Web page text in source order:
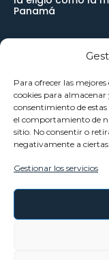
Para ofrecer las
cookies para almacenar
consentimiento de
el comportamiento de
sitio. No consentir o
negativamente a
Gestionar los servicios
Panamá
Newsletter
Reciba noticias
entrada y